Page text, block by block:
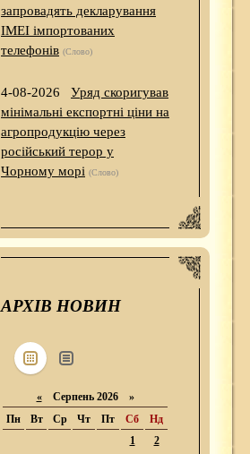
запровадять декларування
IMEI імпортованих
телефонів (Слово)
4-08-2026
Уряд скоригував
мінімальні експортні ціни на
агропродукцію через
російський терор у
Чорному морі (Слово)
АРХІВ НОВИН
«Серпень 2026 »
Пн
Вт Ср Чт Пт Сб
Нд
1
2